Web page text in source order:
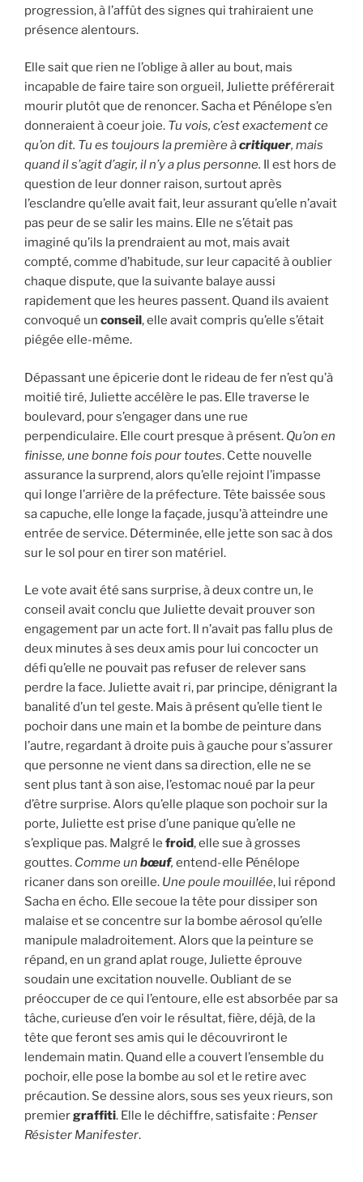
progression, à l’affût des signes qui trahiraient une
présence alentours.
Elle sait que rien ne l’oblige à aller au bout, mais
incapable de faire taire son orgueil, Juliette préférerait
mourir plutôt que de renoncer. Sacha et Pénélope s’en
donneraient à coeur joie. Tu vois, c’est exactement ce
qu’on dit. Tu es toujours la première àcritiquer, mais
quand il s’agit d’agir, il n’y a plus personne. Il est hors de
question de leur donner raison, surtout après
l’esclandre qu’elle avait fait, leur assurant qu’elle n’avait
pas peur de se salir les mains. Elle ne s’était pas
imaginé qu’ils la prendraient au mot, mais avait
compté, comme d’habitude, sur leur capacité à oublier
chaque dispute, que la suivante balaye aussi
rapidement que les heures passent. Quand ils avaient
convoqué un conseil, elle avait compris qu’elle s’était
piégée elle-même.
Dépassant une épicerie dont le rideau de fer n’est qu’à
moitié tiré, Juliette accélère le pas. Elle traverse le
boulevard, pour s’engager dans une rue
perpendiculaire. Elle court presque à présent. Qu’on en
finisse, une bonne fois pour toutes. Cette nouvelle
assurance la surprend, alors qu’elle rejoint l’impasse
qui longe l’arrière de la préfecture. Tête baissée sous
sa capuche, elle longe la façade, jusqu’à atteindre une
entrée de service. Déterminée, elle jette son sac à dos
sur le sol pour en tirer son matériel.
Le vote avait été sans surprise, à deux contre un, le
conseil avait conclu que Juliette devait prouver son
engagement par un acte fort. Il n’avait pas fallu plus de
deux minutes à ses deux amis pour lui concocter un
défi qu’elle ne pouvait pas refuser de relever sans
perdre la face. Juliette avait ri, par principe, dénigrant la
banalité d’un tel geste. Mais à présent qu’elle tient le
pochoir dans une main et la bombe de peinture dans
l’autre, regardant à droite puis à gauche pour s’assurer
que personne ne vient dans sa direction, elle ne se
sent plus tant à son aise, l’estomac noué par la peur
d’être surprise. Alors qu’elle plaque son pochoir sur la
porte, Juliette est prise d’une panique qu’elle ne
s’explique pas. Malgré le froid, elle sue à grosses
gouttes. Comme un bœuf, entend-elle Pénélope
ricaner dans son oreille. Une poule mouillée, lui répond
Sacha en écho. Elle secoue la tête pour dissiper son
malaise et se concentre sur la bombe aérosol qu’elle
manipule maladroitement. Alors que la peinture se
répand, en un grand aplat rouge, Juliette éprouve
soudain une excitation nouvelle. Oubliant de se
préoccuper de ce qui l’entoure, elle est absorbée par sa
tâche, curieuse d’en voir le résultat, fière, déjà, de la
tête que feront ses amis qui le découvriront le
lendemain matin. Quand elle a couvert l’ensemble du
pochoir, elle pose la bombe au sol et le retire avec
précaution. Se dessine alors, sous ses yeux rieurs, son
premiergraffiti. Elle le déchiffre, satisfaite : Penser
Résister Manifester.